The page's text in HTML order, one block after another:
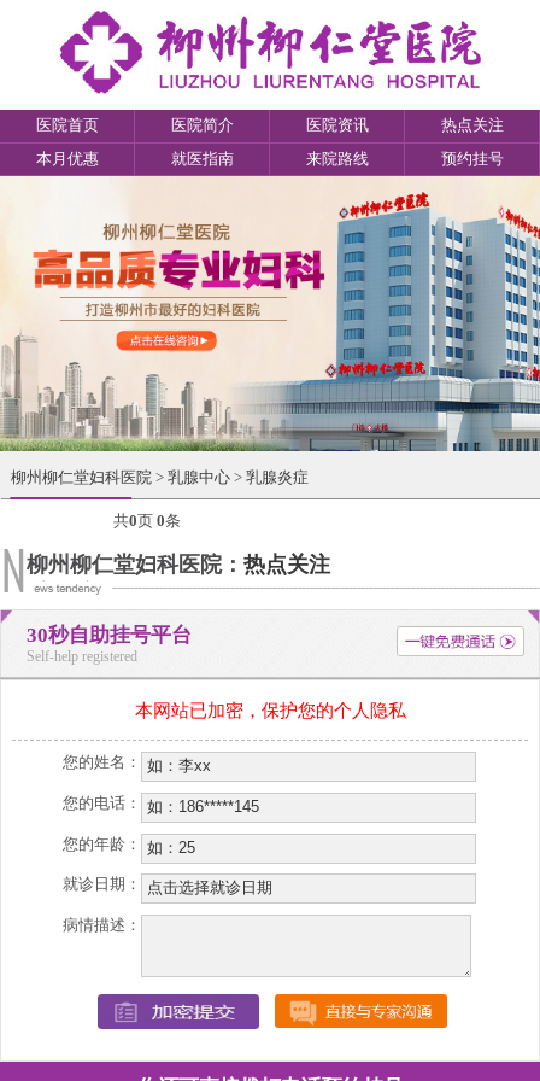
医院首页 医院简介 医院资讯
热点关注
本月优惠
就医指南 来院路线 预约挂号
柳州柳仁堂妇科医院> 乳腺中心> 乳腺炎症
共0 页0条
柳州柳仁堂妇科医院：热点关注
30秒自助挂号平台
Self-help registered
本网站已加密，保护您的个人隐私
您的姓名：
您的电话：
您的年龄：
就诊日期：
病情描述：